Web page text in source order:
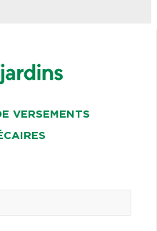
VERSEMENTS